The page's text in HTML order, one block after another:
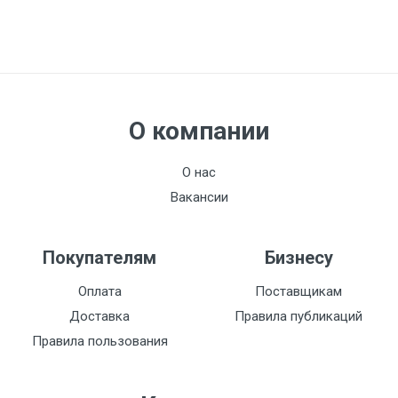
О компании
О нас
Вакансии
Покупателям
Оплата
Доставка
Правила пользования
Бизнесу
Поставщикам
Правила публикаций